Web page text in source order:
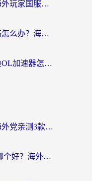
外国可以打流放之路吗？海外玩家国服游戏畅玩终极指南（附实测推荐）
叫我大掌柜国外玩延迟很高怎么办？海外党亲测的国服游戏加速全攻略
海外党必看：免费使命召唤OL加速器怎么选？3个国服游戏加速痛点一次性解决
雷神手游和海归好用吗？海外党亲测3款热门回国加速器+番茄加速器深度体验
Malus好用吗？和ChickCN哪个好？海外党亲测：选对回国加速器，追剧游戏不卡顿